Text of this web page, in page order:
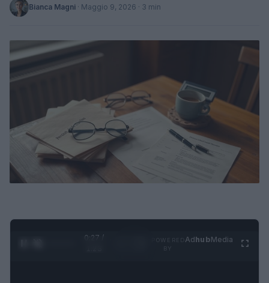
Bianca Magni · Maggio 9, 2026 · 3 min
0:28 /
AdhubMedia